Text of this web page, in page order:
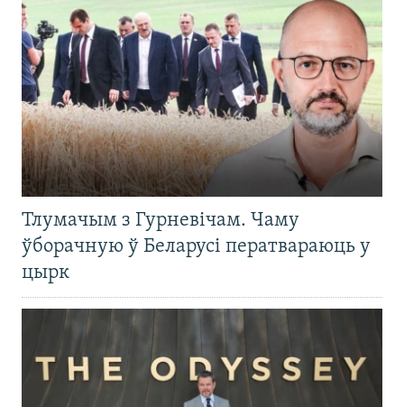
Тлумачым з Гурневічам. Чаму
ўборачную ў Беларусі ператвараюць у
цырк